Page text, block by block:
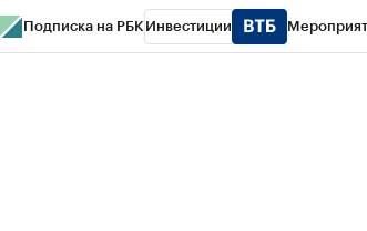
Подписка на РБК Инвестиции